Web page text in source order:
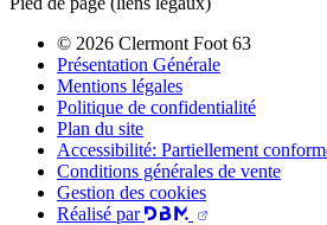
© 2026 Clermont Foot 63
Présentation Générale
Mentions légales
Politique de confidentialité
Plan du site
Accessibilité: Partiellement
Conditions générales de vente
Gestion des cookies
Réalisé par